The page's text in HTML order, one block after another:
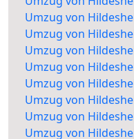
Umzug von
Umzug von
Umzug von
Umzug von
Umzug von
Umzug von
Umzug von
Umzug von